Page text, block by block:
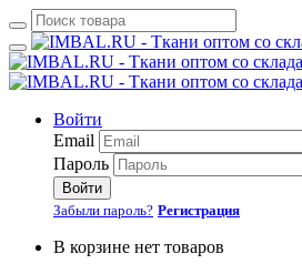
Войти
Email
Пароль
Войти
Забыли пароль? Регистрация
В корзине нет товаров